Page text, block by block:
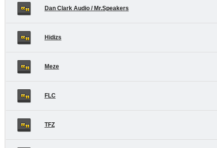
Dan Clark Audio / Mr.Speakers
Hidizs
Meze
FLC
TFZ